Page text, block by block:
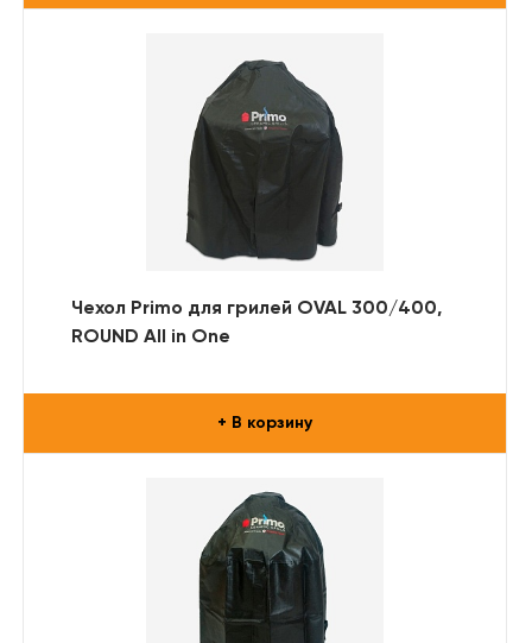
Чехол Primo для грилей OVAL 300/400,
ROUND All in One
+ В корзину